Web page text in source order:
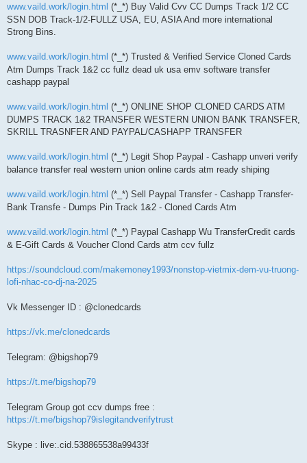
www.vaild.work/login.html (*_*) Buy Valid Cvv CC Dumps Track 1/2 CC
SSN DOB Track-1/2-FULLZ USA, EU, ASIA And more international
Strong Bins.
www.vaild.work/login.html (*_*) Trusted & Verified Service Cloned Cards
Atm Dumps Track 1&2 cc fullz dead uk usa emv software transfer
cashapp paypal
www.vaild.work/login.html (*_*) ONLINE SHOP CLONED CARDS ATM
DUMPS TRACK 1&2 TRANSFER WESTERN UNION BANK TRANSFER,
SKRILL TRASNFER AND PAYPAL/CASHAPP TRANSFER
www.vaild.work/login.html (*_*) Legit Shop Paypal - Cashapp unveri verify
balance transfer real western union online cards atm ready shiping
www.vaild.work/login.html (*_*) Sell Paypal Transfer - Cashapp Transfer-
Bank Transfe - Dumps Pin Track 1&2 - Cloned Cards Atm
www.vaild.work/login.html (*_*) Paypal Cashapp Wu TransferCredit cards
& E-Gift Cards & Voucher Clond Cards atm ccv fullz
https://soundcloud.com/makemoney1993/nonstop-vietmix-dem-vu-truong-
lofi-nhac-co-dj-na-2025
Vk Messenger ID : @clonedcards
https://vk.me/clonedcards
Telegram: @bigshop79
https://t.me/bigshop79
Telegram Group got ccv dumps free :
https://t.me/bigshop79islegitandverifytrust
Skype : live:.cid.538865538a99433f